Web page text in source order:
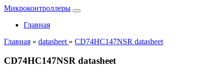
Микроконтроллеры
Главная
Главная » datasheet » CD74HC147NSR datasheet
CD74HC147NSR datasheet